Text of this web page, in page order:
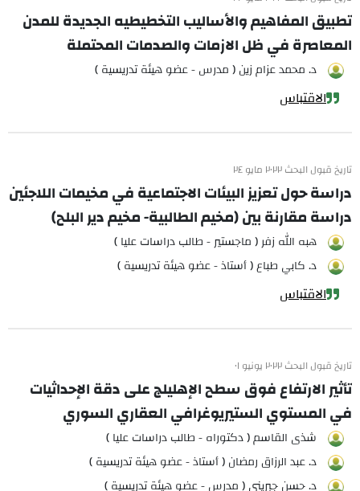
تطبيق المفاهيم والأساليب التخطيطيه الجديدة للمدن
المعاصرة في ظل الازمات والصدمات المحتملة
د. محمد عزام زين ( مدرس - عضو هيئة تدريسية )
الاقتباس
تاريخ قبول البحث ٢٠٢٢ مايو ٢٤
دراسة حول تعزيز البيئات الاجتماعية في مخيمات اللاجئين
دراسة مقارنة بين (مخيم الطالبية- مخيم دير البلح)
هبه الله زفر ( ماجستير - طالب دراسات عليا )
د. كابي طباع ( أستاذ - عضو هيئة تدريسية )
الاقتباس
تاريخ قبول البحث ٢٠٢٢ يونيو ٠١
تأثير الارتفاع فوق سطح الإهليلج على دقة الإحداثيات
في المستوي الستيريوغرافي العقاري السوري
شذى القاسم ( دكتوراه - طالب دراسات عليا )
د. عبد الرزاق رمضان ( أستاذ - عضو هيئة تدريسية )
د. حسن جبريني ( مدرس - عضو هيئة تدريسية )